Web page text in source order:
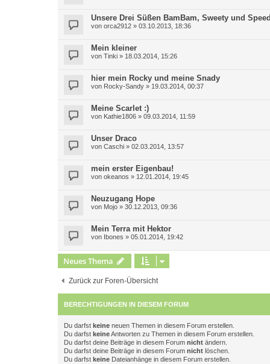
Unsere Drei Süßen BamBam, Sweety und
von orca2912 » 03.10.2013, 18:36
Mein kleiner
von Tinki » 18.03.2014, 15:26
hier mein Rocky und meine Snady
von Rocky-Sandy » 19.03.2014, 00:37
Meine Scarlet :)
von Kathie1806 » 09.03.2014, 11:59
Unser Draco
von Caschi » 02.03.2014, 13:57
mein erster Eigenbau!
von okeanos » 12.01.2014, 19:45
Neuzugang Hope
von Mojo » 30.12.2013, 09:36
Mein Terra mit Hektor
von Ibones » 05.01.2014, 19:42
Neues Thema
Zurück zur Foren-Übersicht
BERECHTIGUNGEN IN DIESEM FORUM
Du darfst keine neuen Themen in diesem Forum erstellen.
Du darfst keineAntworten zu Themen in diesem Forum erstellen.
Du darfst deine Beiträge in diesem Forum nicht ändern.
Du darfst deine Beiträge in diesem Forum nicht löschen.
Du darfst keine Dateianhänge in diesem Forum erstellen.